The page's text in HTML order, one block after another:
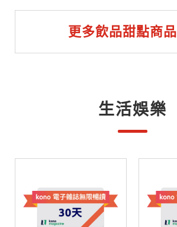
更多飲品甜點商品
生活娛樂